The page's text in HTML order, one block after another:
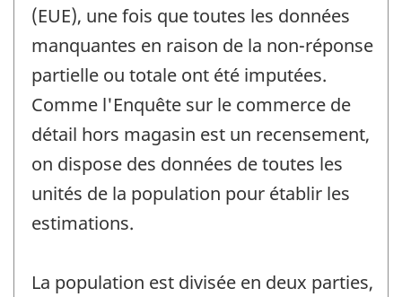
(EUE), une fois que toutes les données
manquantes en raison de la non-réponse
partielle ou totale ont été imputées.
Comme l'Enquête sur le commerce de
détail hors magasin est un recensement,
on dispose des données de toutes les
unités de la population pour établir les
estimations.
La population est divisée en deux parties,